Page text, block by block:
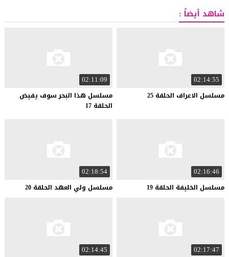
شاهد أيضاً :
02:14:55
مسلسل الاعراف الحلقة 25
02:11:09
مسلسل هذا البحر سوف يفيض
الحلقة 17
02:16:46
مسلسل الخليفة الحلقة 19
02:18:54
مسلسل ولي العهد الحلقة 20
02:17:47
02:14:45